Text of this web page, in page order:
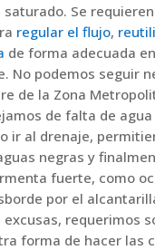
Se
regular el flujo,
de forma adecuada
No podemos seguir
de la Zona
de falta de
ir al drenaje,
negras y
fuerte, como
por el
excusas, requerimos
forma de hacer las